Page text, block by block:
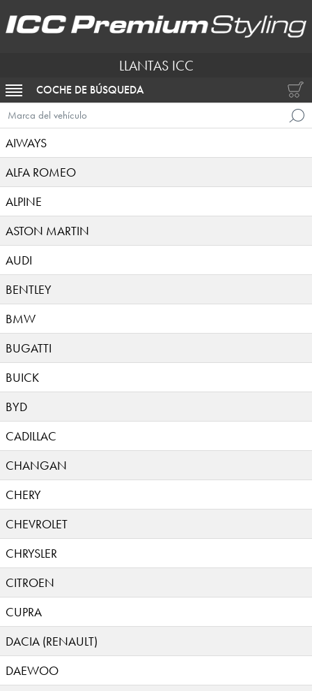
LLANTAS ICC
ACTIVAR NAVEGACIÓN
COCHE DE BÚSQUEDA
Marca del vehículo
AIWAYS
ALFA ROMEO
ALPINE
ASTON MARTIN
AUDI
BENTLEY
BMW
BUGATTI
BUICK
BYD
CADILLAC
CHANGAN
CHERY
CHEVROLET
CHRYSLER
CITROEN
CUPRA
DACIA (RENAULT)
DAEWOO